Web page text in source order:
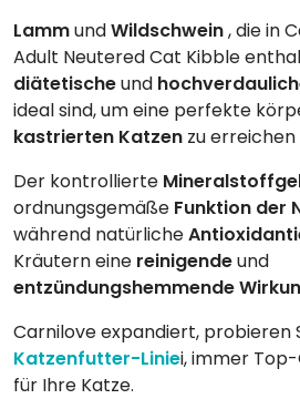
LammundWildschwein, die in
Adult Neutered Cat Kibble
diätetischeund
ideal sind, um eine perfekte
kastrierten Katzen zu
Der kontrollierte
ordnungsgemäße Funktion der
während natürliche
Kräutern eine reinigendeund
entzündungshemmende
Carnilove expandiert, probieren
Katzenfutter-Liniei, immer
für Ihre Katze.